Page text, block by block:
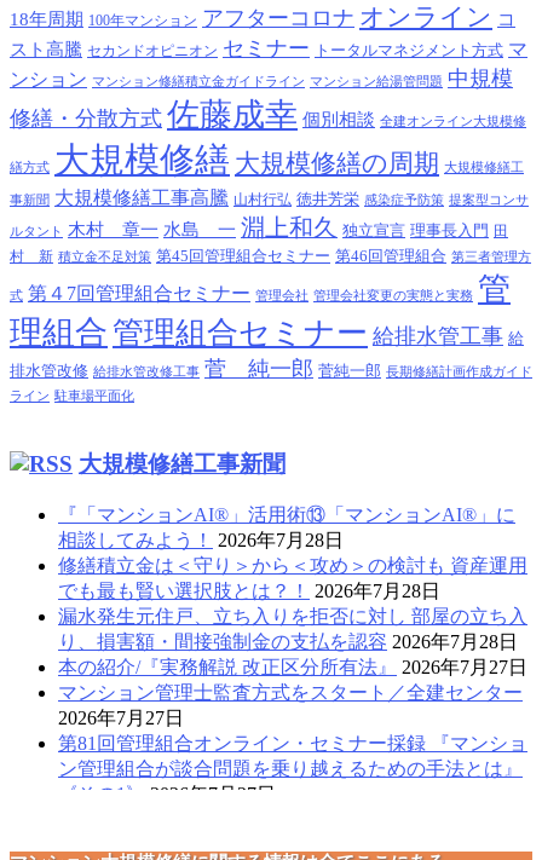
18年周期 100年マンション アフターコロナ オンライン コ
スト高騰 セカンドオピニオン セミナー トータルマネジメント方式 マ
ンション マンション修繕積立金ガイドライン マンション給湯管問題 中規模
修繕・分散方式 佐藤成幸 個別相談 全建オンライン大規模修
繕方式 大規模修繕 大規模修繕の周期 大規模修繕工
事新聞 大規模修繕工事高騰 山村行弘 徳井芳栄 感染症予防策 提案型コンサ
ルタント 木村 章一 水島 一 淵上和久 独立宣言 理事長入門 田
村 新 積立金不足対策 第45回管理組合セミナー 第46回管理組合 第三者管理方
式 第４7回管理組合セミナー 管理会社 管理会社変更の実態と実務 管
理組合 管理組合セミナー 給排水管工事 給
排水管改修 給排水管改修工事 菅 純一郎 菅純一郎 長期修繕計画作成ガイド
ライン 駐車場平面化
大規模修繕工事新聞
『「マンションAI®」活用術⑬「マンションAI®」に
相談してみよう！
2026年7月28日
修繕積立金は＜守り＞から＜攻め＞の検討も 資産運用
でも最も賢い選択肢とは？！
2026年7月28日
漏水発生元住戸、立ち入りを拒否に対し 部屋の立ち入
り、損害額・間接強制金の支払を認容 2026年7月28日
本の紹介/『実務解説 改正区分所有法』
2026年7月27日
マンション管理士監査方式をスタート／全建センター
2026年7月27日
第81回管理組合オンライン・セミナー採録 『マンショ
ン管理組合が談合問題を乗り越えるための手法とは』
《その1》
2026年7月27日